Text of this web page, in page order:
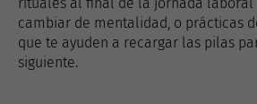
cambiar de mentalidad, o prácticas
que te ayuden a recargar las pilas
siguiente.